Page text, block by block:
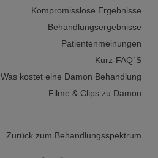
Kompromisslose Ergebnisse
Behandlungsergebnisse
Patientenmeinungen
Kurz-FAQ`S
Was kostet eine Damon Behandlung
Filme & Clips zu Damon
Zurück zum Behandlungsspektrum